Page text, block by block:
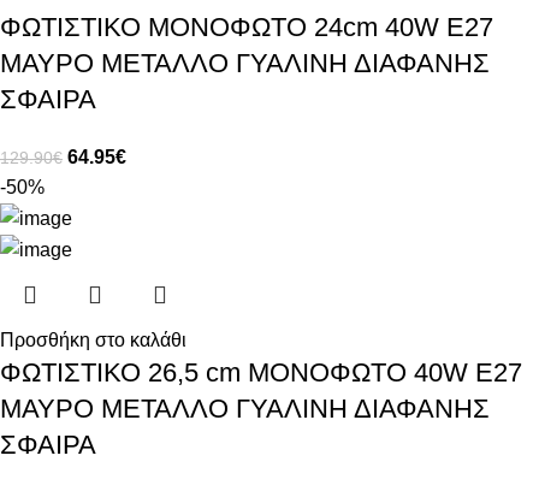
ΦΩΤΙΣΤΙΚΟ ΜΟΝΟΦΩΤΟ 24cm 40W E27
ΜΑΥΡΟ ΜΕΤΑΛΛΟ ΓΥΑΛΙΝΗ ΔΙΑΦΑΝΗΣ
ΣΦΑΙΡΑ
129.90€ 64.95€
-50%
Προσθήκη στο καλάθι
ΦΩΤΙΣΤΙΚΟ 26,5 cm ΜΟΝΟΦΩΤΟ 40W E27
ΜΑΥΡΟ ΜΕΤΑΛΛΟ ΓΥΑΛΙΝΗ ΔΙΑΦΑΝΗΣ
ΣΦΑΙΡΑ